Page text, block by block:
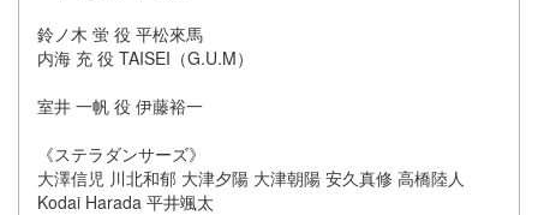
鈴ノ木 蛍 役 平松來馬
内海 充 役 TAISEI（G.U.M）
室井 一帆 役 伊藤裕一
《ステラダンサーズ》
大澤信児 川北和郁 大津夕陽 大津朝陽 安久真修 高橋陸人
Kodai Harada 平井颯太